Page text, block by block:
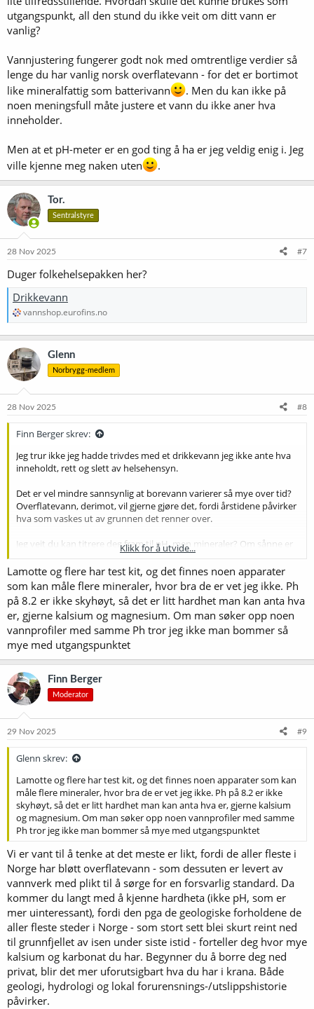
utgangspunkt, all den stund du ikke veit om ditt vann er
vanlig?
Vannjustering fungerer godt nok med omtrentlige verdier så
lenge du har vanlig norsk overflatevann - for det er bortimot
like mineralfattig som batterivann
. Men du kan ikke på
noen meningsfull måte justere et vann du ikke aner hva
inneholder.
Men at et pH-meter er en god ting å ha er jeg veldig enig i. Jeg
ville kjenne meg naken uten
.
Tor.
Sentralstyre
28 Nov 2025 #7
Duger folkehelsepakken her?
Drikkevann
vannshop.eurofins.no
Glenn
Norbrygg-medlem
28 Nov 2025 #8
Finn Berger skrev:
Jeg trur ikke jeg hadde trivdes med et drikkevann jeg ikke ante hva
inneholdt, rett og slett av helsehensyn.
Det er vel mindre sannsynlig at borevann varierer så mye over tid?
Overflatevann, derimot, vil gjerne gjøre det, fordi årstidene påvirker
hva som vaskes ut av grunnen det renner over.
Jeg veit du kan titrere deg fram til pH, men mineraler? Om sånne er
tilgjengelige, er det jo interessant. Jeg fant ikke noe da jeg søkte. I
USA finnes det - som sagt over - sett for ølbryggere.
Mineralprofilen på borevannet vil vel avhenge mye av lokale
forhold, og å basere seg på hva som måtte være vanlig, virker lite
tilfredsstillende. Hvordan skulle det kunne brukes som
utgangspunkt, all den stund du ikke veit om ditt vann er vanlig?
Vannjustering fungerer godt nok med omtrentlige verdier så lenge
du har vanlig norsk overflatevann - for det er bortimot like
mineralfattig som batterivann
meningsfull måte justere et vann du ikke aner hva inneholder.
Men at et pH-meter er en god ting å ha er jeg veldig enig i. Jeg ville
kjenne meg naken uten
Klikk for å utvide...
Lamotte og flere har test kit, og det finnes noen apparater
som kan måle flere mineraler, hvor bra de er vet jeg ikke. Ph
på 8.2 er ikke skyhøyt, så det er litt hardhet man kan anta hva
er, gjerne kalsium og magnesium. Om man søker opp noen
vannprofiler med samme Ph tror jeg ikke man bommer så
mye med utgangspunktet
Finn Berger
Moderator
29 Nov 2025 #9
Glenn skrev:
Lamotte og flere har test kit, og det finnes noen apparater som kan
måle flere mineraler, hvor bra de er vet jeg ikke. Ph på 8.2 er ikke
skyhøyt, så det er litt hardhet man kan anta hva er, gjerne kalsium
og magnesium. Om man søker opp noen vannprofiler med samme
Ph tror jeg ikke man bommer så mye med utgangspunktet
Vi er vant til å tenke at det meste er likt, fordi de aller fleste i
Norge har bløtt overflatevann - som dessuten er levert av
vannverk med plikt til å sørge for en forsvarlig standard. Da
kommer du langt med å kjenne hardheta (ikke pH, som er
mer uinteressant), fordi den pga de geologiske forholdene de
aller fleste steder i Norge - som stort sett blei skurt reint ned
til grunnfjellet av isen under siste istid - forteller deg hvor mye
kalsium og karbonat du har. Begynner du å borre deg ned
privat, blir det mer uforutsigbart hva du har i krana. Både
geologi, hydrologi og lokal forurensnings-/utslippshistorie
påvirker.